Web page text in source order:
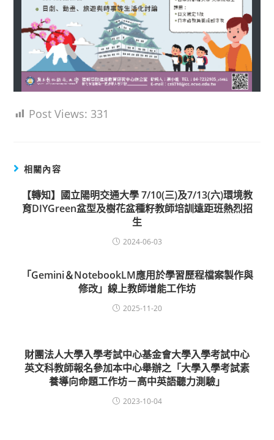
Post Views: 331
相關內容
【轉知】國立陽明交通大學 7/10(三)及7/13(六)環境教
育DIYGreen盆型及樹花盆種籽教師培訓遠距班熱烈招
生
2024-06-03
「Gemini＆NotebookLM應用於學習歷程檔案製作與
修改」線上教師增能工作坊
2025-11-20
財團法人大學入學考試中心基金會大學入學考試中心
英文科教師報名參加本中心舉辦之「大學入學考試素
養導向命題工作坊－高中英語聽力測驗」
2023-10-04